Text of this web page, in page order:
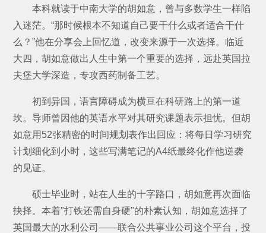
本科就读于中南大学的胡如意，曾与多数学生一样陷
入迷茫。“那时候根本不知道自己要干什么或者适合干什
么？”他在分享会上回忆道，改变来源于一次选择。临近
大四，胡如意做出人生中第一个重要的选择，远赴英国拉
夫堡大学深造，专攻西药制备工艺。
初到异国，语言障碍成为横亘在科研路上的第一道
坎。导师曾因他的英语水平对其研究课题表示担忧。但胡
如意用52张精密的时间规划表作出回应：将每日学习研究
计划细化到小时，这些写满笔记的A4纸最终化作他逆袭
的见证。
硕士毕业时，站在人生的十字路口，胡如意再次面临
抉择。本着"打铁还需自身硬"的朴素认知，胡如意选择了
英国最大的水利公司——联合公共事业公司这个平台，投